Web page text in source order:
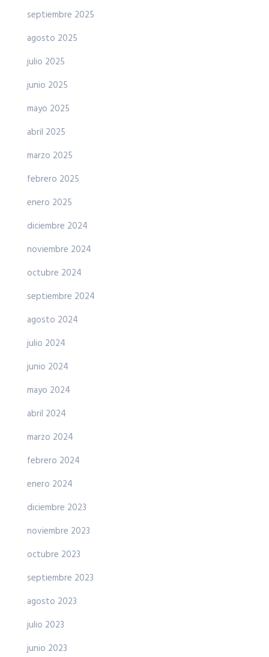
septiembre 2025
agosto 2025
julio 2025
junio 2025
mayo 2025
abril 2025
marzo 2025
febrero 2025
enero 2025
diciembre 2024
noviembre 2024
octubre 2024
septiembre 2024
agosto 2024
julio 2024
junio 2024
mayo 2024
abril 2024
marzo 2024
febrero 2024
enero 2024
diciembre 2023
noviembre 2023
octubre 2023
septiembre 2023
agosto 2023
julio 2023
junio 2023